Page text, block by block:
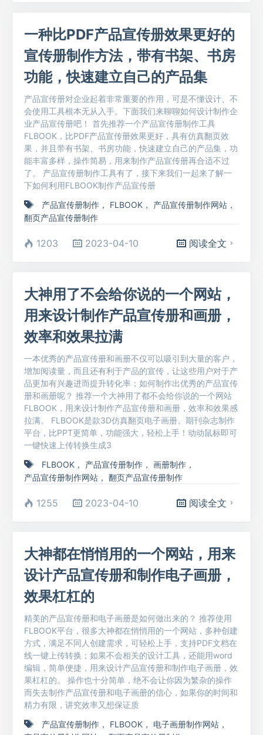
一种比PDF产品宣传册效果更好的
宣传册制作方法，带有书架、书房
功能，快速建立自己的产品集
产品宣传册对企业起着非常重要的作用，可是不懂设计、不
会使用工具根本无从入手。下面我们来聊聊如何设计制作企
业产品宣传册吧！ 首先推荐一个产品宣传册制作工具
FLBOOK，比PDF产品宣传册效果更好，具有仿真翻页效
果，并且带有书架、书房功能，快速建立自己的产品集，功
能丰富多样，操作简易，用来制作产品宣传册再合适不过
了。 产品宣传册制作工具有了，接下来我们一起来了解一
下如何利用FLBOOK制作产品宣传册
产品宣传册制作 ， FLBOOK ， 产品宣传册制作网站 ，
翻页产品宣传册制作
1203 2023-04-10 阅读全文
大神用了不会给你说的一个网站，
用来设计制作产品宣传册和画册，
效率和效果拉满
一本优秀的产品宣传册和画册不仅可以吸引到大量的客户，
增加阅读量，而且还有利于产品的宣传，让这些用户对于产
品更加有兴趣进而提升转化率；如何制作出优秀的产品宣传
册和画册呢？ 推荐一个大神用了都不会给你说的一个网站
FLBOOK，用来设计制作产品宣传册和画册，效率和效果感
拉满。 FLBOOK是款3D仿真翻页电子画册、期刊杂志制作
平台，比PPT更简单，功能强大，轻松上手！动动鼠标即可
一键快速上传转换生成3
FLBOOK ， 产品宣传册制作 ， 画册制作 ，
产品宣传册制作网站 ， 翻页产品宣传册制作
1255 2023-04-10 阅读全文
大神都在悄悄用的一个网站，用来
设计产品宣传册和制作电子画册，
效果杠杠的
精美的产品宣传册和电子画册是如何做出来的？ 推荐使用
FLBOOK平台，很多大神都在悄悄用的一个网站，多种创建
方式，满足不同人创建需求，可轻松上手，支持PDF文档在
线一键上传转换；如果不会相关的设计工具，还能用word
编辑，简单便捷，用来设计产品宣传册和制作电子画册，效
果杠杠的。 操作也十分简单，绝不会让你因为繁杂的操作
而失去制作产品宣传册和电子画册的信心，如果你的时间和
精力有限，讲究效率又想保证质
产品宣传册制作 ， FLBOOK ， 电子画册制作网站 ，